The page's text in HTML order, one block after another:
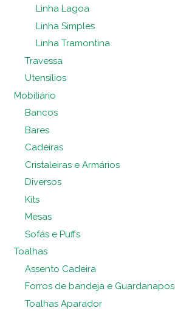
Linha Lagoa
Linha Simples
Linha Tramontina
Travessa
Utensílios
Mobiliário
Bancos
Bares
Cadeiras
Cristaleiras e Armários
Diversos
Kits
Mesas
Sofás e Puffs
Toalhas
Assento Cadeira
Forros de bandeja e Guardanapos
Toalhas Aparador